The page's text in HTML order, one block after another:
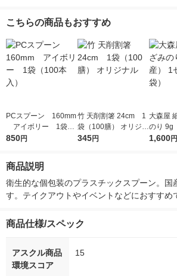
こちらの商品もおすすめ
PCスプーン 160mm
アイボリー 1袋
（100本入）
850円
竹 天削割箸 24cm 1
袋（100膳） オリジナ
ル
345円
大森屋
のり 9g
ット（
1,600円
商品説明
衛生的な個包装のプラスチックスプーン。国
す。テイクアウトやイベントなどにおすすめ
商品仕様/スペック
アスクル商品
環境スコア
15